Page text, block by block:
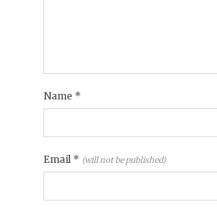
Name *
Email * (will not be published)